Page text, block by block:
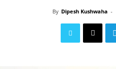
By Dipesh Kushwaha -